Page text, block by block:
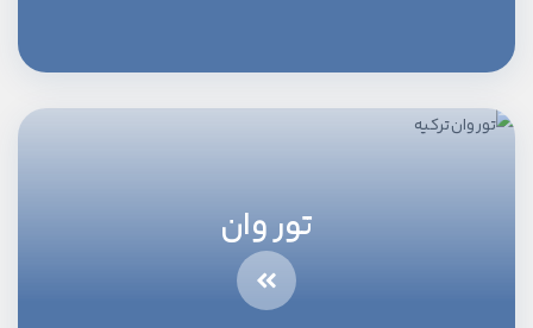
تور وان